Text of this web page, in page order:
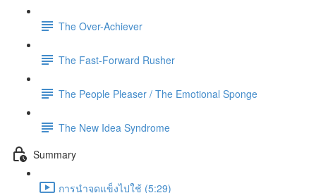
The Over-Achiever
The Fast-Forward Rusher
The People Pleaser / The Emotional Sponge
The New Idea Syndrome
Summary
การนำจุดแข็งไปใช้ (5:29)